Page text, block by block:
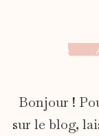
Bonjour !
sur le blog,